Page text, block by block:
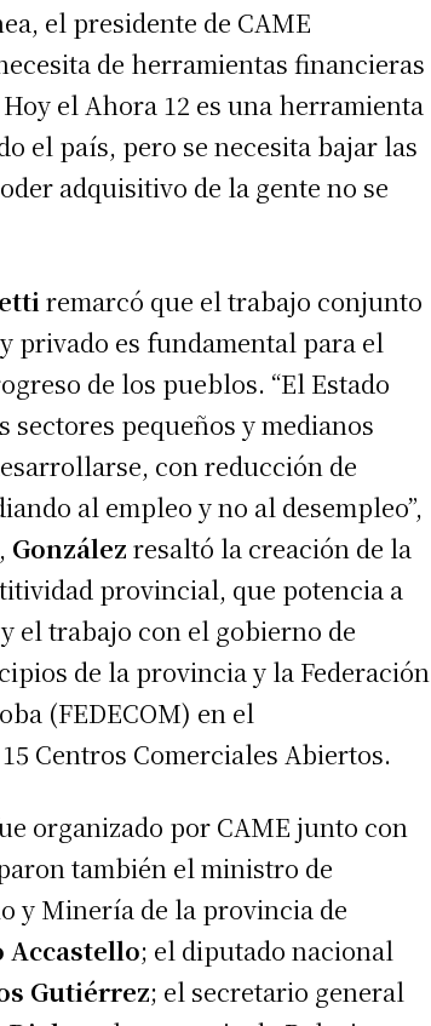
el presidente de CAME
de herramientas financieras
el Ahora 12 es una herramienta
el país, pero se necesita bajar las
adquisitivo de la gente no se
remarcó que el trabajo conjunto
privado es fundamental para el
de los pueblos. “El Estado
sectores pequeños y medianos
con reducción de
al empleo y no al desempleo”,
González resaltó la creación de la
provincial, que potencia a
el trabajo con el gobierno de
de la provincia y la Federación
(FEDECOM) en el
Centros Comerciales Abiertos.
organizado por CAME junto con
también el ministro de
y Minería de la provincia de
Accastello; el diputado nacional
Gutiérrez; el secretario general